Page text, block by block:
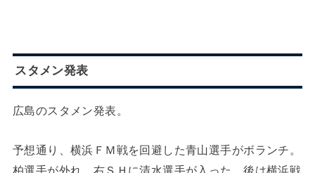
スタメン発表
広島のスタメン発表。
予想通り、横浜ＦＭ戦を回避した青山選手がボランチ。
柏選手が外れ、右ＳＨに清水選手が入った。後は横浜戦